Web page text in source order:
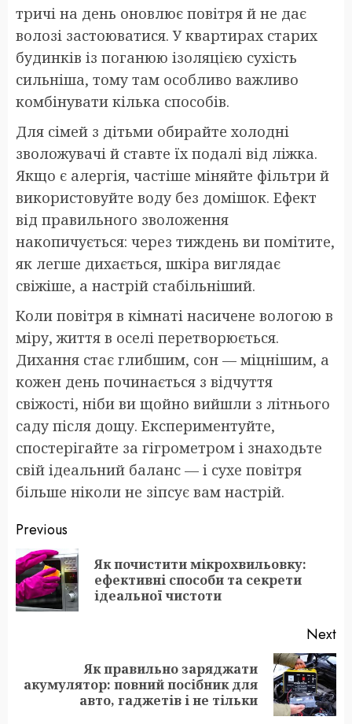
тричі на день оновлює повітря й не дає
волозі застоюватися. У квартирах старих
будинків із поганюю ізоляцією сухість
сильніша, тому там особливо важливо
комбінувати кілька способів.
Для сімей з дітьми обирайте холодні
зволожувачі й ставте їх подалі від ліжка.
Якщо є алергія, частіше міняйте фільтри й
використовуйте воду без домішок. Ефект
від правильного зволоження
накопичується: через тиждень ви помітите,
як легше дихається, шкіра виглядає
свіжіше, а настрій стабільніший.
Коли повітря в кімнаті насичене вологою в
міру, життя в оселі перетворюється.
Дихання стає глибшим, сон — міцнішим, а
кожен день починається з відчуття
свіжості, ніби ви щойно вийшли з літнього
саду після дощу. Експериментуйте,
спостерігайте за гігрометром і знаходьте
свій ідеальний баланс — і сухе повітря
більше ніколи не зіпсує вам настрій.
Post
navigation
Previous
Як почистити мікрохвильовку:
ефективні способи та секрети
ідеальної чистоти
Next
Next
Як правильно заряджати
акумулятор: повний посібник для
авто, гаджетів і не тільки